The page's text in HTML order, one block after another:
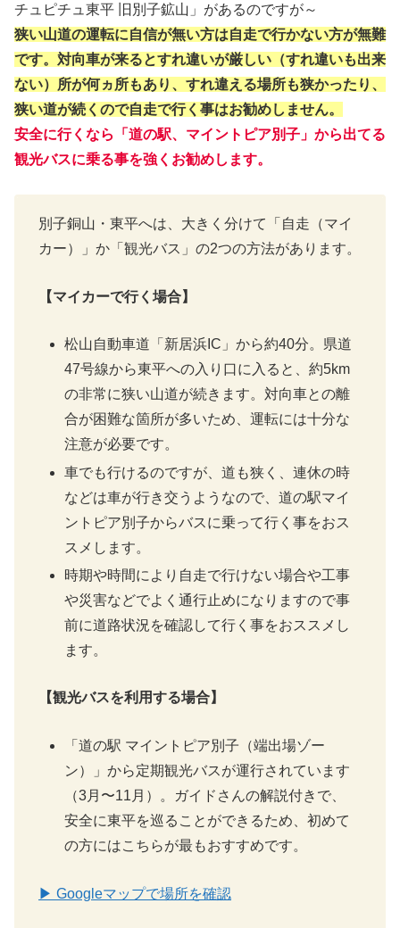
チュピチュ東平 旧別子鉱山」があるのですが～
狭い山道の運転に自信が無い方は自走で行かない方が無難
です。対向車が来るとすれ違いが厳しい（すれ違いも出来
ない）所が何ヵ所もあり、すれ違える場所も狭かったり、
狭い道が続くので自走で行く事はお勧めしません。
安全に行くなら「道の駅、マイントピア別子」から出てる
観光バスに乗る事を強くお勧めします。
別子銅山・東平へは、大きく分けて「自走（マイ
カー）」か「観光バス」の2つの方法があります。
【マイカーで行く場合】
松山自動車道「新居浜IC」から約40分。県道
47号線から東平への入り口に入ると、約5km
の非常に狭い山道が続きます。対向車との離
合が困難な箇所が多いため、運転には十分な
注意が必要です。
車でも行けるのですが、道も狭く、連休の時
などは車が行き交うようなので、道の駅マイ
ントピア別子からバスに乗って行く事をおス
スメします。
時期や時間により自走で行けない場合や工事
や災害などでよく通行止めになりますので事
前に道路状況を確認して行く事をおススメし
ます。
【観光バスを利用する場合】
「道の駅 マイントピア別子（端出場ゾー
ン）」から定期観光バスが運行されています
（3月〜11月）。ガイドさんの解説付きで、
安全に東平を巡ることができるため、初めて
の方にはこちらが最もおすすめです。
▶ Googleマップで場所を確認